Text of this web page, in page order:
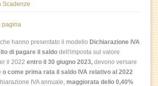
Scadenze
pagina
che hanno presentato il modello Dichiarazione IVA
di pagare il saldo dell'imposta sul valore
il 2022 entro il 30 giugno 2023, devono versare
o come prima rata il saldo IVA relativo al 2022
IVA annuale, maggiorata dello 0,40%